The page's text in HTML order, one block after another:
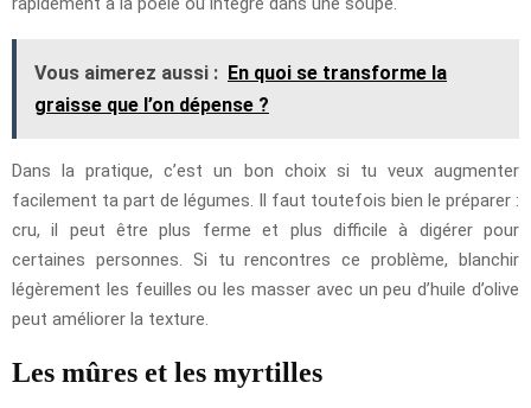
Vous aimerez aussi : En quoi se transforme la
graisse que l’on dépense ?
Dans la pratique, c’est un bon choix si tu veux augmenter
facilement ta part de légumes. Il faut toutefois bien le préparer :
cru, il peut être plus ferme et plus difficile à digérer pour
certaines personnes. Si tu rencontres ce problème, blanchir
légèrement les feuilles ou les masser avec un peu d’huile d’olive
peut améliorer la texture.
Les mûres et les myrtilles